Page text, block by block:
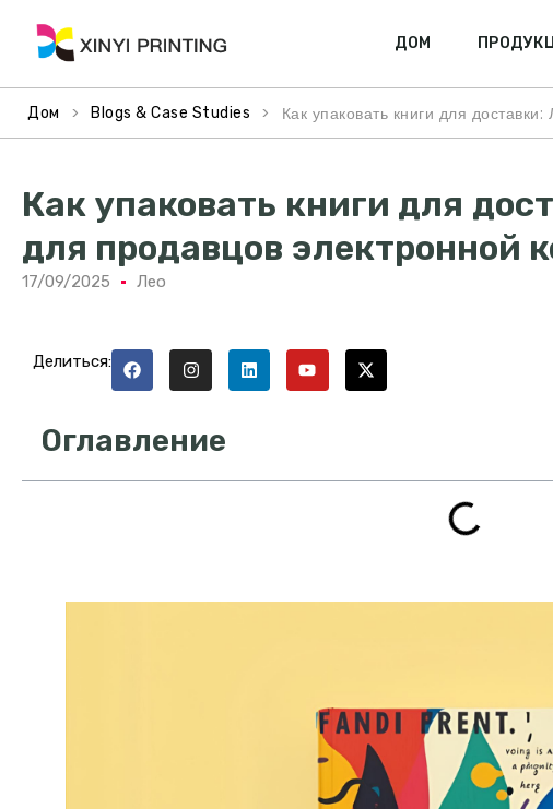
ДОМ
Дом > Blogs & Case Studies > Как упаковать книги для
Как упаковать книги для
для продавцов электронной
17/09/2025 Лео
Делиться:
Оглавление